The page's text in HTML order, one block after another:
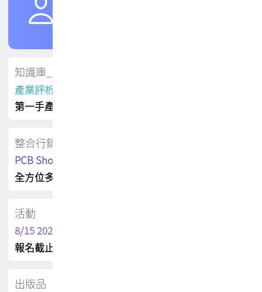
知識庫_會員專屬
產業評析報告
第一手產業資訊
整合行銷
PCB Shop 採購指南
全方位多元曝光方案
活動
8/15 2026 TPCA健康盃保齡球聯誼賽
報名截止日 : 8/3 活動日期 : 8/15
出版品